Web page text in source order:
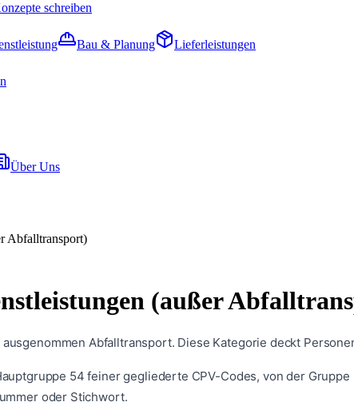
schreiben
Bau & Planung
Lieferleistungen
Über Uns
Abfalltransport)
(außer
Abfalltransport. Diese Kategorie deckt
54 feiner gegliederte CPV-Codes, von der
oder Stichwort.